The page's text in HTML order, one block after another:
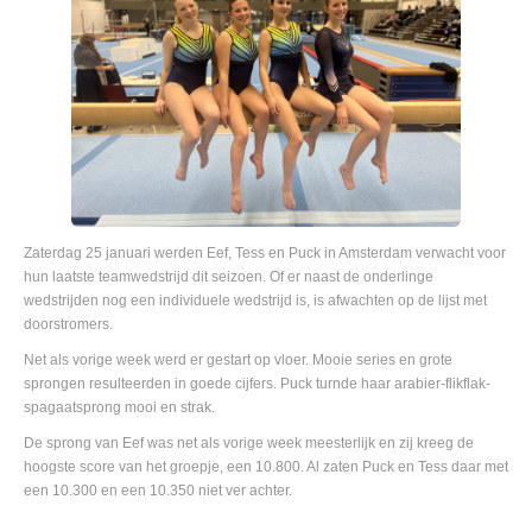
Zaterdag 25 januari werden Eef, Tess en Puck in Amsterdam verwacht voor
hun laatste teamwedstrijd dit seizoen. Of er naast de onderlinge
wedstrijden nog een individuele wedstrijd is, is afwachten op de lijst met
doorstromers.
Net als vorige week werd er gestart op vloer. Mooie series en grote
sprongen resulteerden in goede cijfers. Puck turnde haar arabier-flikflak-
spagaatsprong mooi en strak.
De sprong van Eef was net als vorige week meesterlijk en zij kreeg de
hoogste score van het groepje, een 10.800. Al zaten Puck en Tess daar met
een 10.300 en een 10.350 niet ver achter.